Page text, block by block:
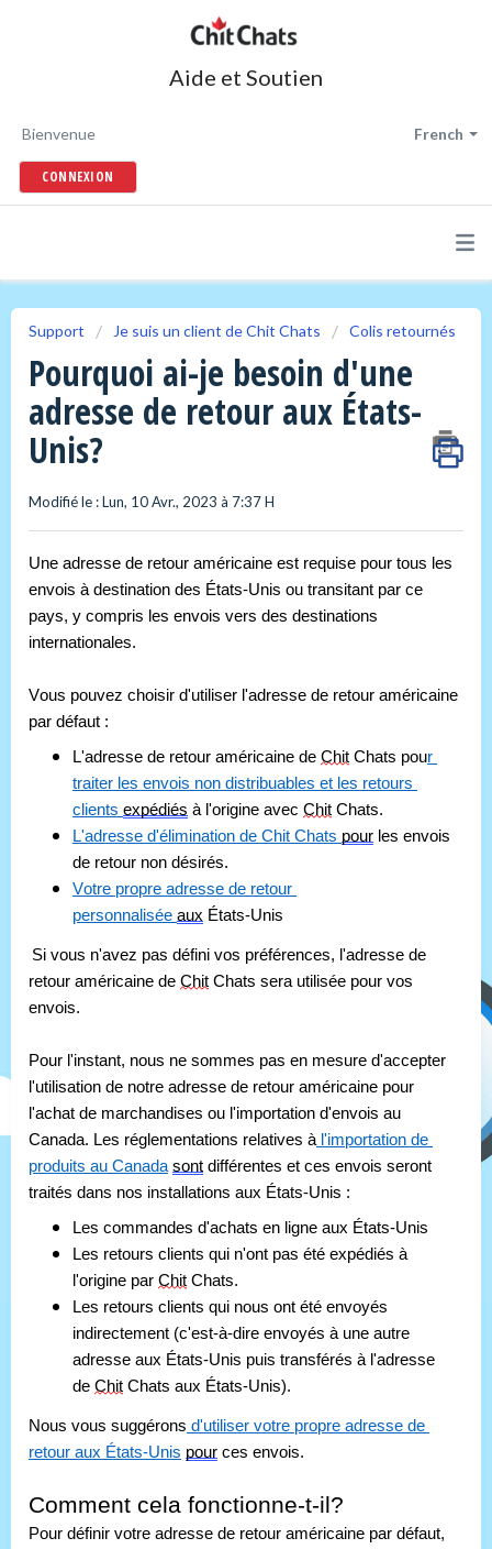
Aide et Soutien
French
Bienvenue
CONNEXION
Support Je suis un client de Chit Chats Colis retournés
Pourquoi ai-je besoin d'une
adresse de retour aux États-
Unis?
Modifié le : Lun, 10 Avr., 2023 à 7:37 H
Une adresse de retour américaine est requise pour tous les
envois à destination des États-Unis ou transitant par ce
pays, y compris les envois vers des destinations
internationales.
Vous pouvez choisir d'utiliser l'adresse de retour américaine
par défaut :
L'adresse de retour américaine de Chit Chats pour
traiter les envois non distribuables et les retours
clients expédiés à l'origine avec Chit Chats.
L'adresse d'élimination de Chit Chats pour les envois
de retour non désirés.
Votre propre adresse de retour
personnalisée aux États-Unis
Si vous n'avez pas défini vos préférences, l'adresse de
retour américaine de Chit Chats sera utilisée pour vos
envois.
Pour l'instant, nous ne sommes pas en mesure d'accepter
l'utilisation de notre adresse de retour américaine pour
l'achat de marchandises ou l'importation d'envois au
Canada. Les réglementations relatives à l'importation de
produits au Canada sont différentes et ces envois seront
traités dans nos installations aux États-Unis :
Les commandes d'achats en ligne aux États-Unis
Les retours clients qui n'ont pas été expédiés à
l'origine par Chit Chats.
Les retours clients qui nous ont été envoyés
indirectement (c'est-à-dire envoyés à une autre
adresse aux États-Unis puis transférés à l'adresse
de Chit Chats aux États-Unis).
Nous vous suggérons d'utiliser votre propre adresse de
retour aux États-Unis pour ces envois.
Comment cela fonctionne-t-il?
Pour définir votre adresse de retour américaine par défaut,